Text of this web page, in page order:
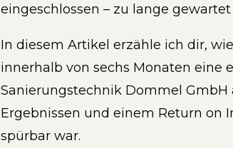
eingeschlossen – zu lange
In diesem Artikel erzähle ich dir,
innerhalb von sechs Monaten eine
Sanierungstechnik Dommel
Ergebnissen und einem Return on
spürbar war.